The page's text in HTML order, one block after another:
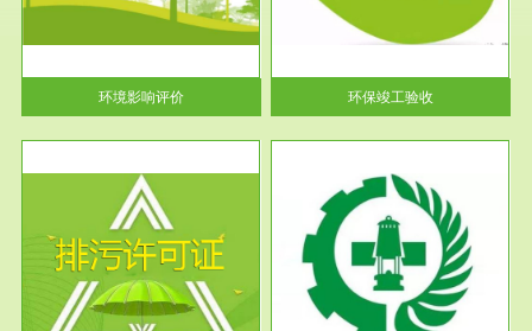
环境影响评价
根据《建设项目环境保护管理条
例》第十七条 编制环境影响报
告书、...
环保竣工验收
服务范围
应急预案
根据《中华人民共和国环境保护